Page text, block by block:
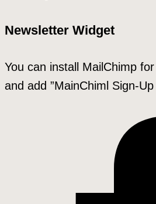
Newsletter Widget
You can install MailChimp
and add ”MainChiml Sign-